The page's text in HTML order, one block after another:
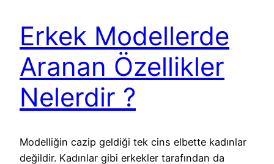
Erkek Modellerde
Aranan Özellikler
Nelerdir ?
Modelliğin cazip geldiği tek cins elbette kadınlar
değildir. Kadınlar gibi erkekler tarafından da